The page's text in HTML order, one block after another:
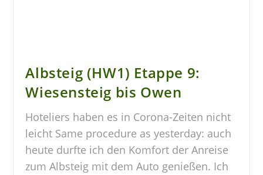
Albsteig (HW1) Etappe 9:
Wiesensteig bis Owen
Hoteliers haben es in Corona-Zeiten nicht
leicht Same procedure as yesterday: auch
heute durfte ich den Komfort der Anreise
zum Albsteig mit dem Auto genießen. Ich